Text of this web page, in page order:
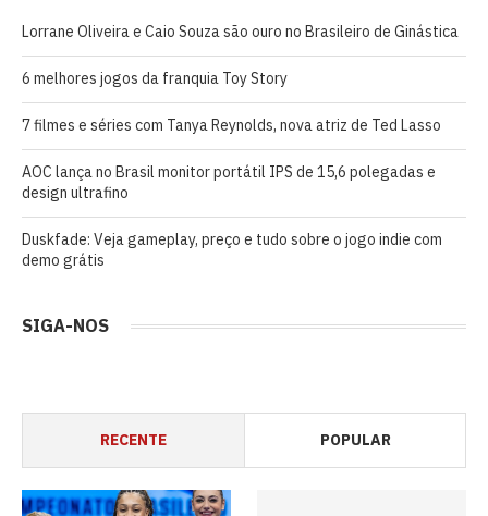
Lorrane Oliveira e Caio Souza são ouro no Brasileiro de Ginástica
6 melhores jogos da franquia Toy Story
7 filmes e séries com Tanya Reynolds, nova atriz de Ted Lasso
AOC lança no Brasil monitor portátil IPS de 15,6 polegadas e
design ultrafino
Duskfade: Veja gameplay, preço e tudo sobre o jogo indie com
demo grátis
SIGA-NOS
RECENTE POPULAR